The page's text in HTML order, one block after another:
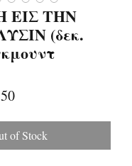
ΕΙΣ ΤΗΝ
(δεκ.
Sale
of Stock